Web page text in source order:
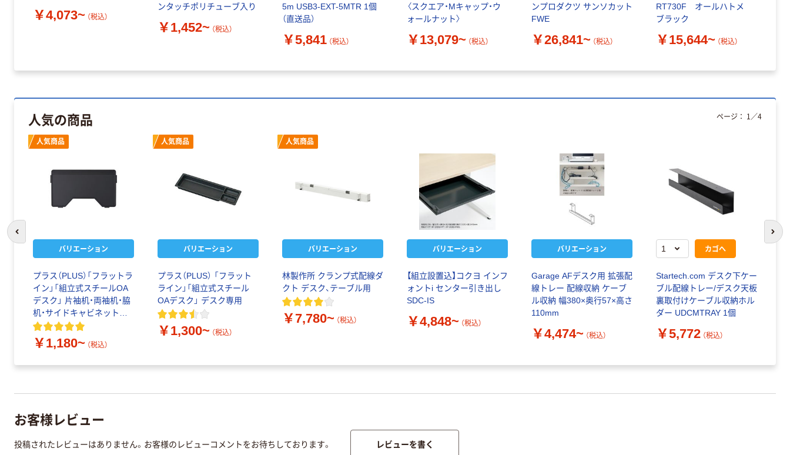
￥4,073~ （税込）
ンタッチポリチューブ入り
￥1,452~ （税込）
5m USB3-EXT-5MTR 1個
（直送品）
￥5,841 （税込）
〈スクエア・Mキャップ・ウ
ォールナット〉
￥13,079~ （税込）
ンプロダクツ サンソカット
FWE
￥26,841~ （税込）
RT730F オールハトメ
ブラック
￥15,644~ （税込）
人気の商品
人気商品
バリエーション
プラス（PLUS）「フラットラ
イン」「組立式スチールOA
デスク」 片袖机・両袖机・脇
机・サイドキャビネット専
用 仕切り板
￥1,180~ （税込）
人気商品
バリエーション
プラス（PLUS） 「フラット
ライン」「組立式スチール
OAデスク」 デスク専用
￥1,300~ （税込）
人気商品
バリエーション
林製作所 クランプ式配線ダ
クト デスク、テーブル用
￥7,780~ （税込）
バリエーション
【組立設置込】コクヨ インフ
ォントi センター引き出し
SDC-IS
￥4,848~ （税込）
バリエーション
Garage AFデスク用 拡張配
線トレー 配線収納 ケーブ
ル収納 幅380×奥行57×高さ
110mm
￥4,474~ （税込）
カゴへ
Startech.com デスク下ケー
ブル配線トレー/デスク天板
裏取付けケーブル収納ホル
ダー UDCMTRAY 1個
￥5,772 （税込）
ページ： 1 ／4
前のスライドへ 次
お客様レビュー
投稿されたレビューはありません。お客様のレビューコメントをお待ちしております。 レビューを書く